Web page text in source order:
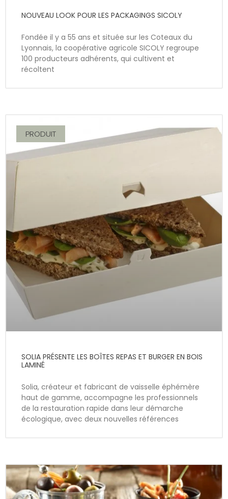
NOUVEAU LOOK POUR LES PACKAGINGS SICOLY
Fondée il y a 55 ans et située sur les Coteaux du
Lyonnais, la coopérative agricole SICOLY regroupe
100 producteurs adhérents, qui cultivent et
récoltent
PRODUIT
SOLIA PRÉSENTE LES BOÎTES REPAS ET BURGER EN BOIS
LAMINÉ
Solia, créateur et fabricant de vaisselle éphémère
haut de gamme, accompagne les professionnels
de la restauration rapide dans leur démarche
écologique, avec deux nouvelles références